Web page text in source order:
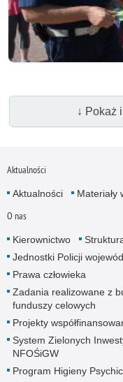
↓ Pokaż
Aktualności
Aktualności Materiały
O nas
Kierownictwo
Jednostki Policji
Prawa człowieka
Zadania realizowane z
funduszy celowych
Projekty
System Zielonych
NFOŚiGW
Program Higieny